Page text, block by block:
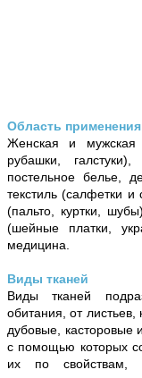
Область применения
Женская и мужская
рубашки,
постельное белье,
текстиль (салфетки
(пальто, куртки,
(шейные платки,
медицина.
Виды тканей
Виды тканей
обитания, от листьев,
дубовые, касторовые
с помощью которых
их по свойствам,